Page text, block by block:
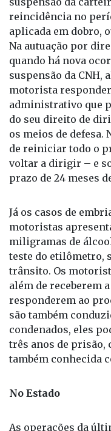
2.934,70 e o
suspensão da
reincidência no
aplicada em dobro,
Na autuação por
quando há nova
suspensão da CNH,
motorista
administrativo que
do seu direito de
os meios de defesa.
de reiniciar todo o
voltar a dirigir – e
Já os casos de
motoristas
miligramas de
teste do etilômetro,
trânsito. Os
além de receberem
responderem ao
são também
condenados, eles
três anos de prisão,